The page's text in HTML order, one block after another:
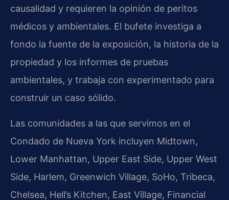
causalidad y requieren la opinión de peritos
médicos y ambientales. El bufete investiga a
fondo la fuente de la exposición, la historia de la
propiedad y los informes de pruebas
ambientales, y trabaja con experimentado para
construir un caso sólido.
Las comunidades a las que servimos en el
Condado de Nueva York incluyen Midtown,
Lower Manhattan, Upper East Side, Upper West
Side, Harlem, Greenwich Village, SoHo, Tribeca,
Chelsea, Hell’s Kitchen, East Village, Financial